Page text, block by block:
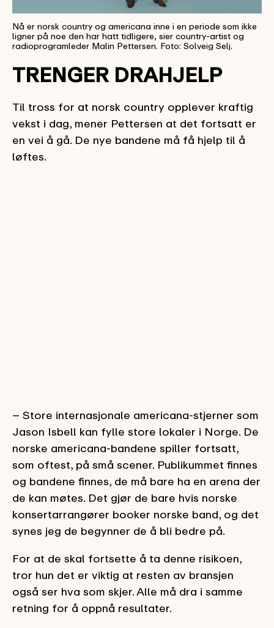
Nå er norsk country og americana inne i en periode som ikke
ligner på noe den har hatt tidligere, sier country-artist og
radioprogramleder Malin Pettersen. Foto: Solveig Selj.
TRENGER DRAHJELP
Til tross for at norsk country opplever kraftig
vekst i dag, mener Pettersen at det fortsatt er
en vei å gå. De nye bandene må få hjelp til å
løftes.
– Store internasjonale americana-stjerner som
Jason Isbell kan fylle store lokaler i Norge. De
norske americana-bandene spiller fortsatt,
som oftest, på små scener. Publikummet finnes
og bandene finnes, de må bare ha en arena der
de kan møtes. Det gjør de bare hvis norske
konsertarrangører booker norske band, og det
synes jeg de begynner de å bli bedre på.
For at de skal fortsette å ta denne risikoen,
tror hun det er viktig at resten av bransjen
også ser hva som skjer. Alle må dra i samme
retning for å oppnå resultater.